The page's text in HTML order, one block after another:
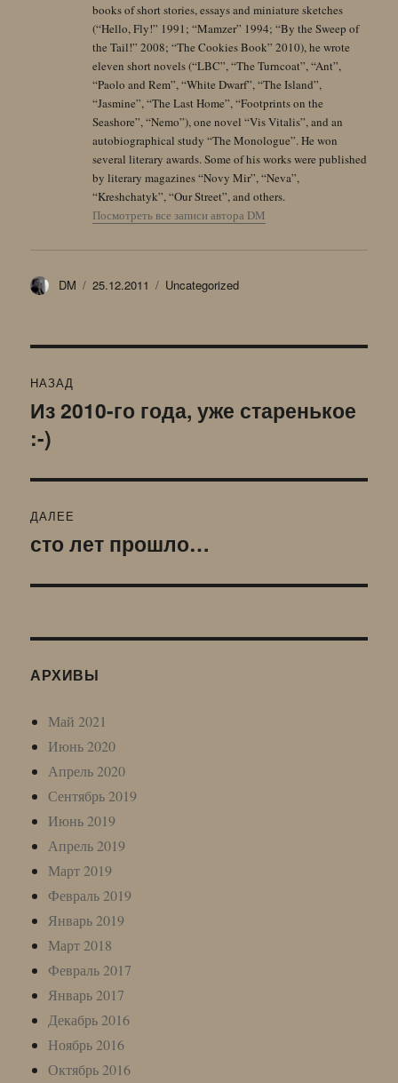
books of short stories, essays and miniature sketches
(“Hello, Fly!” 1991; “Mamzer” 1994; “By the Sweep of
the Tail!” 2008; “The Cookies Book” 2010), he wrote
eleven short novels (“LBC”, “The Turncoat”, “Ant”,
“Paolo and Rem”, “White Dwarf”, “The Island”,
“Jasmine”, “The Last Home”, “Footprints on the
Seashore”, “Nemo”), one novel “Vis Vitalis”, and an
autobiographical study “The Monologue”. He won
several literary awards. Some of his works were published
by literary magazines “Novy Mir”, “Neva”,
“Kreshchatyk”, “Our Street”, and others.
Посмотреть все записи автора DM
Автор
DM Опубликовано
25.12.2011 Рубрики
Uncategorized
по
записям
НАЗАД
Предыдущая
запись:
Из 2010-го года, уже старенькое
:-)
ДАЛЕЕ
Следующая
сто лет прошло…
АРХИВЫ
Май 2021
Июнь 2020
Апрель 2020
Сентябрь 2019
Июнь 2019
Апрель 2019
Март 2019
Февраль 2019
Январь 2019
Март 2018
Февраль 2017
Январь 2017
Декабрь 2016
Ноябрь 2016
Октябрь 2016